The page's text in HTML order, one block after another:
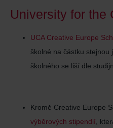
University for the
UCA Creative Europe
školné na částku
školného se liší dle
Kromě Creative Europe
výběrových stipendií ,